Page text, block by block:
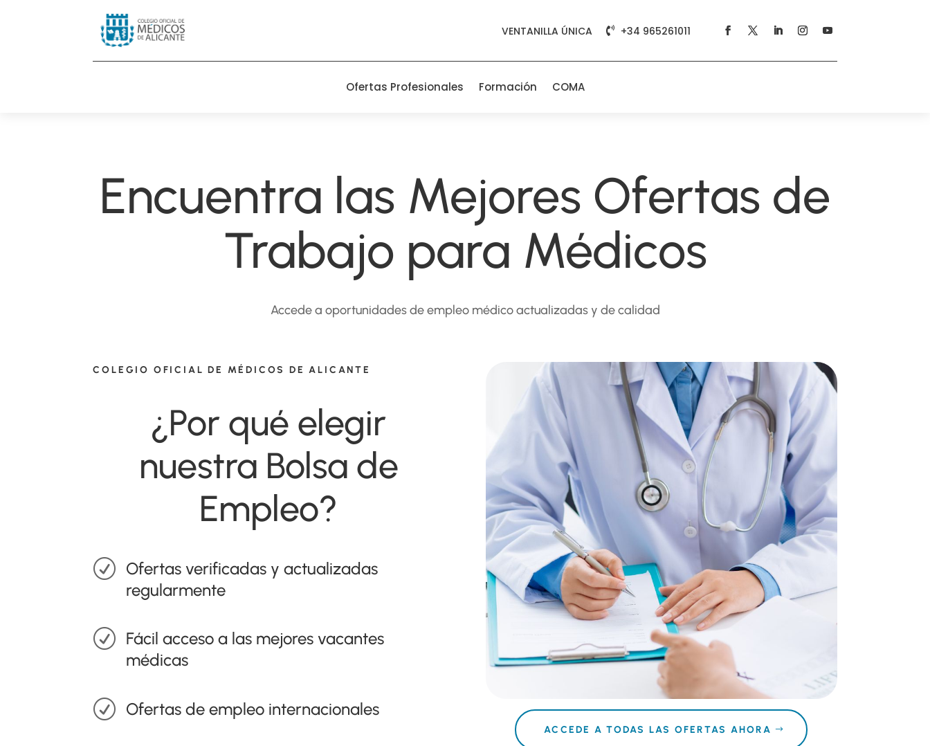
VENTANILLA ÚNICA  +34 965261011
Ofertas Profesionales Formación COMA
Encuentra las Mejores Ofertas de
Trabajo para Médicos
Accede a oportunidades de empleo médico actualizadas y de calidad
COLEGIO OFICIAL DE MÉDICOS DE ALICANTE
¿Por qué elegir
nuestra Bolsa de
Empleo?
R Ofertas verificadas y actualizadas
regularmente
R Fácil acceso a las mejores vacantes
médicas
R Ofertas de empleo internacionales
ACCEDE A TODAS LAS OFERTAS AHORA